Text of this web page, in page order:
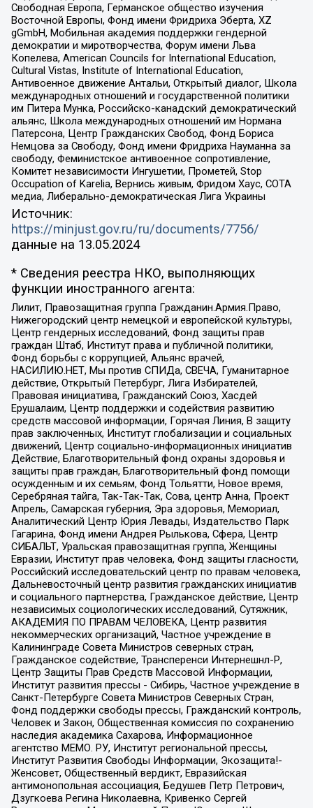
Свободная Европа, Германское общество изучения
Восточной Европы, Фонд имени Фридриха Эберта, XZ
gGmbH, Мобильная академия поддержки гендерной
демократии и миротворчества, Форум имени Льва
Копелева, American Councils for International Education,
Cultural Vistas, Institute of International Education,
Антивоенное движение Антальи, Открытый диалог, Школа
международных отношений и государственной политики
им Питера Мунка, Российско-канадский демократический
альянс, Школа международных отношений им Нормана
Патерсона, Центр Гражданских Свобод, Фонд Бориса
Немцова за Свободу, Фонд имени Фридриха Науманна за
свободу, Феминистское антивоенное сопротивление,
Комитет независимости Ингушетии, Прометей, Stop
Occupation of Karelia, Вернись живым, Фридом Хаус, СОТА
медиа, Либерально-демократическая Лига Украины
Источник:
https://minjust.gov.ru/ru/documents/7756/
данные на 13.05.2024
* Сведения реестра НКО, выполняющих
функции иностранного агента:
Лилит, Правозащитная группа Гражданин.Армия.Право,
Нижегородский центр немецкой и европейской культуры,
Центр гендерных исследований, Фонд защиты прав
граждан Штаб, Институт права и публичной политики,
Фонд борьбы с коррупцией, Альянс врачей,
НАСИЛИЮ.НЕТ, Мы против СПИДа, СВЕЧА, Гуманитарное
действие, Открытый Петербург, Лига Избирателей,
Правовая инициатива, Гражданский Союз, Хасдей
Ерушалаим, Центр поддержки и содействия развитию
средств массовой информации, Горячая Линия, В защиту
прав заключенных, Институт глобализации и социальных
движений, Центр социально-информационных инициатив
Действие, Благотворительный фонд охраны здоровья и
защиты прав граждан, Благотворительный фонд помощи
осужденным и их семьям, Фонд Тольятти, Новое время,
Серебряная тайга, Так-Так-Так, Сова, центр Анна, Проект
Апрель, Самарская губерния, Эра здоровья, Мемориал,
Аналитический Центр Юрия Левады, Издательство Парк
Гагарина, Фонд имени Андрея Рылькова, Сфера, Центр
СИБАЛЬТ, Уральская правозащитная группа, Женщины
Евразии, Институт прав человека, Фонд защиты гласности,
Российский исследовательский центр по правам человека,
Дальневосточный центр развития гражданских инициатив
и социального партнерства, Гражданское действие, Центр
независимых социологических исследований, Сутяжник,
АКАДЕМИЯ ПО ПРАВАМ ЧЕЛОВЕКА, Центр развития
некоммерческих организаций, Частное учреждение в
Калининграде Совета Министров северных стран,
Гражданское содействие, Трансперенси Интернешнл-Р,
Центр Защиты Прав Средств Массовой Информации,
Институт развития прессы - Сибирь, Частное учреждение в
Санкт-Петербурге Совета Министров Северных Стран,
Фонд поддержки свободы прессы, Гражданский контроль,
Человек и Закон, Общественная комиссия по сохранению
наследия академика Сахарова, Информационное
агентство МЕМО. РУ, Институт региональной прессы,
Институт Развития Свободы Информации, Экозащита!-
Женсовет, Общественный вердикт, Евразийская
антимонопольная ассоциация, Бедушев Петр Петрович,
Дзугкоева Регина Николаевна, Кривенко Сергей